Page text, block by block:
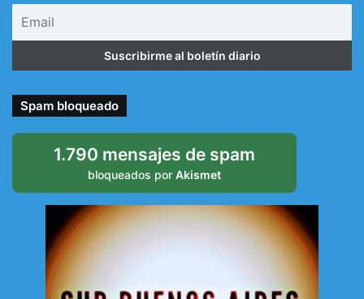
Spam bloqueado
1.790 mensajes de spam
bloqueados por Akismet